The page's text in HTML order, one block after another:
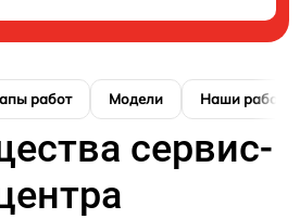
работ Модели Наши работы
сервис-